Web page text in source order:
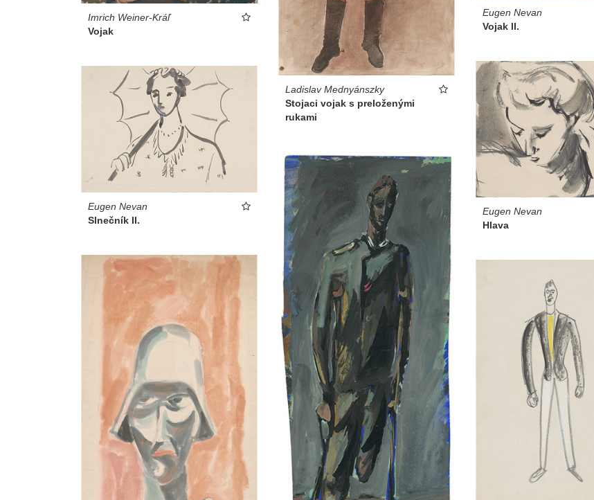
Imrich Weiner-Kráľ
Vojak
Ladislav Mednyánszky
Stojaci vojak s preloženými
rukami
Eugen Nevan
Vojak II.
Eugen Nevan
Hlava
Eugen Nevan
Slnečník II.